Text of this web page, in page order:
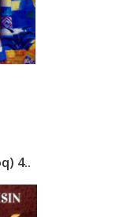
4..